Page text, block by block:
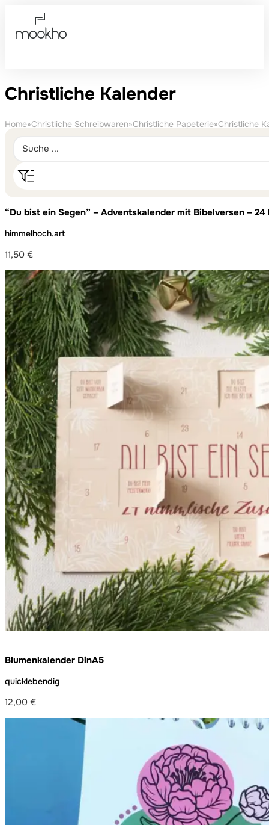
Christliche Kalender
Home»Christliche Schreibwaren»Christliche Papeterie»Christliche
“Du bist ein Segen” – Adventskalender mit Bibelversen –
himmelhoch.art
11,50 €
Blumenkalender DinA5
quicklebendig
12,00 €